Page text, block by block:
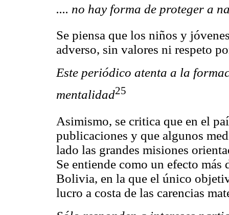
.... no hay forma de proteger a
Se piensa que los niños y
adverso, sin valores ni respeto
Este periódico atenta a la
mentalidad25
Asimismo, se critica que en el
publicaciones y que algunos
lado las grandes misiones
Se entiende como un efecto
Bolivia, en la que el único
lucro a costa de las carencias